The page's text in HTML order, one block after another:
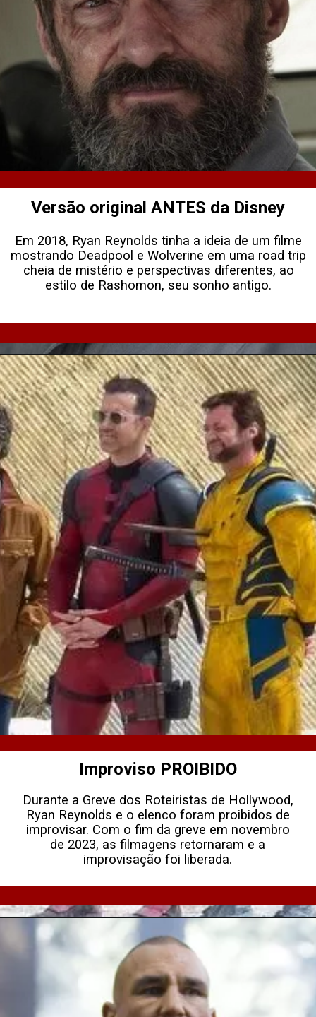
Em 2018, Ryan Reynolds tinha a ideia de um filme
mostrando Deadpool e Wolverine em uma road trip
cheia de mistério e perspectivas diferentes, ao
estilo de Rashomon, seu sonho antigo.
Versão original ANTES da Disney
Durante a Greve dos Roteiristas de Hollywood,
Ryan Reynolds e o elenco foram proibidos de
improvisar. Com o fim da greve em novembro
de 2023, as filmagens retornaram e a
improvisação foi liberada.
Improviso PROIBIDO